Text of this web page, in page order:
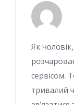
Як
сервісом.
тривалий